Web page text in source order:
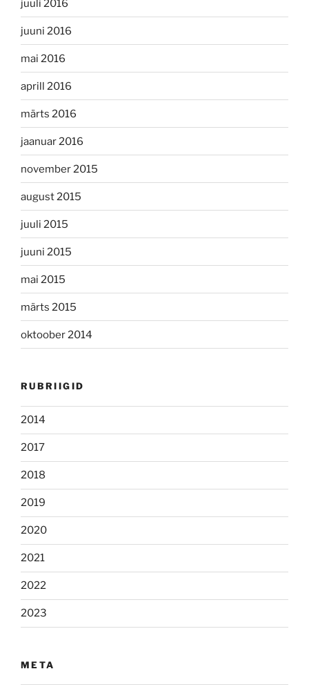
juuli 2016
juuni 2016
mai 2016
aprill 2016
märts 2016
jaanuar 2016
november 2015
august 2015
juuli 2015
juuni 2015
mai 2015
märts 2015
oktoober 2014
RUBRIIGID
2014
2017
2018
2019
2020
2021
2022
2023
META